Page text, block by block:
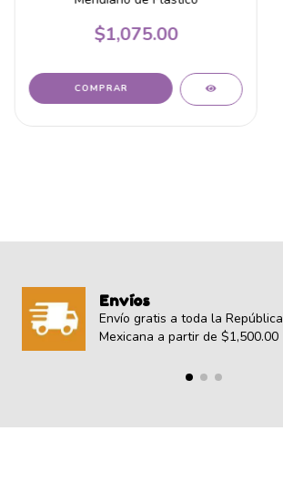
$1,075.00
Envíos
Envío gratis a toda la República
Mexicana a partir de $1,500.00